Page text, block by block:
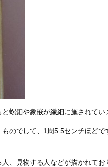
螺鈿や象嵌が繊細に施されてい
ものでして、1周5.5センチほど
、見物する人などが描かれてお